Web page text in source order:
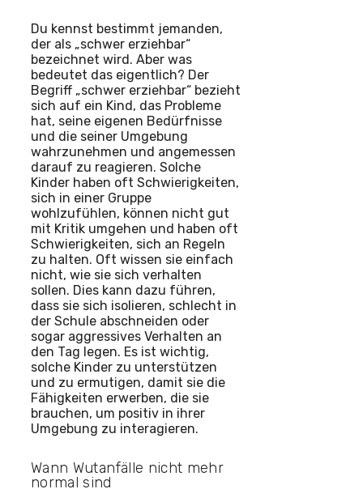
Du kennst bestimmt jemanden,
der als „schwer erziehbar“
bezeichnet wird. Aber was
bedeutet das eigentlich? Der
Begriff „schwer erziehbar“ bezieht
sich auf ein Kind, das Probleme
hat, seine eigenen Bedürfnisse
und die seiner Umgebung
wahrzunehmen und angemessen
darauf zu reagieren. Solche
Kinder haben oft Schwierigkeiten,
sich in einer Gruppe
wohlzufühlen, können nicht gut
mit Kritik umgehen und haben oft
Schwierigkeiten, sich an Regeln
zu halten. Oft wissen sie einfach
nicht, wie sie sich verhalten
sollen. Dies kann dazu führen,
dass sie sich isolieren, schlecht in
der Schule abschneiden oder
sogar aggressives Verhalten an
den Tag legen. Es ist wichtig,
solche Kinder zu unterstützen
und zu ermutigen, damit sie die
Fähigkeiten erwerben, die sie
brauchen, um positiv in ihrer
Umgebung zu interagieren.
Wann Wutanfälle nicht mehr
normal sind